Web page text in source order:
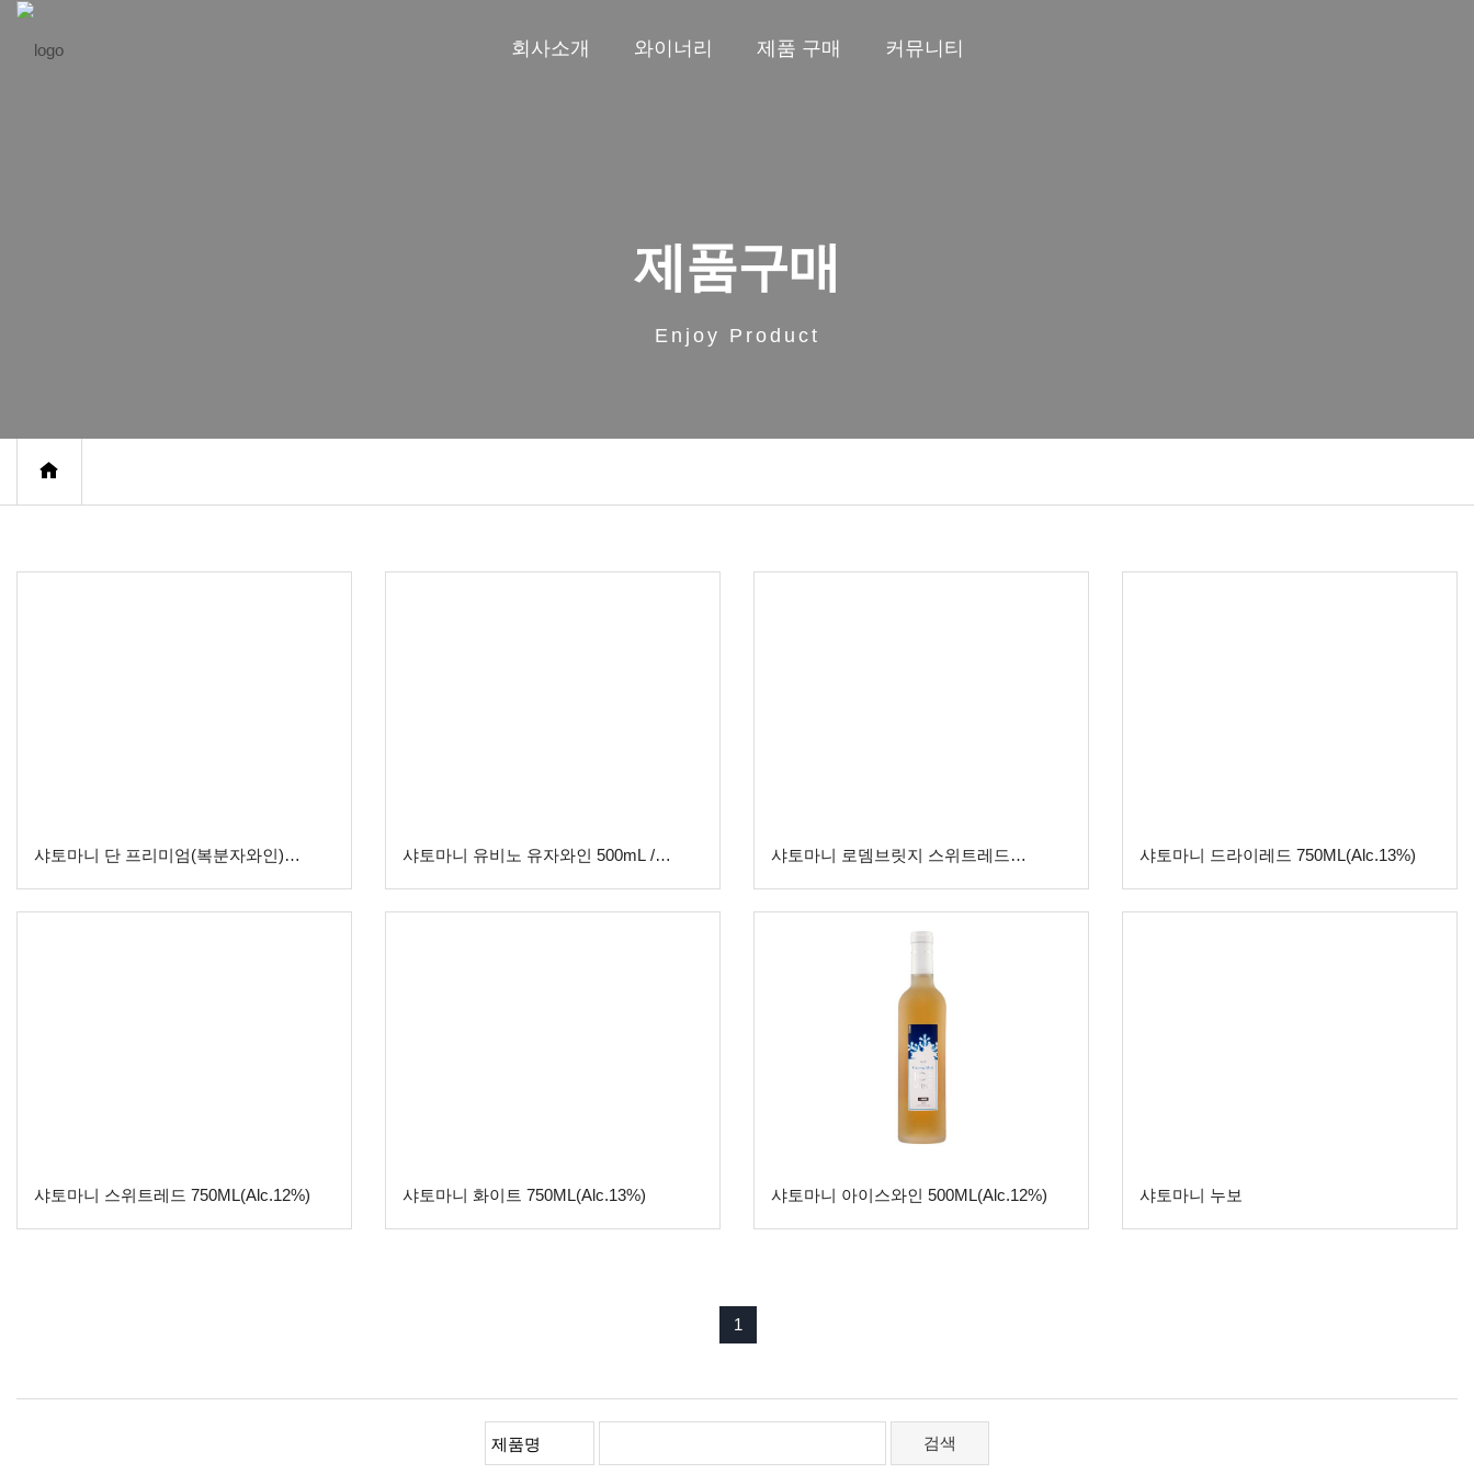
회사소개 와이너리 제품 구매 커뮤니티
제품구매
Enjoy Product
샤토마니 단 프리미엄(복분자와인)
샤토마니 유비노 유자와인 500mL /
샤토마니 로뎀브릿지 스위트레드
샤토마니 드라이레드 750ML(Alc.13%)
샤토마니 스위트레드 750ML(Alc.12%) 샤토마니 화이트 750ML(Alc.13%) 샤토마니 아이스와인 500ML(Alc.12%) 샤토마니 누보
1